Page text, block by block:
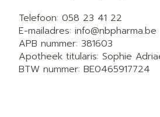
Telefoon: 058 23 41 22
E-mailadres: info@nbpharma.be
APB nummer: 381603
Apotheek titularis: Sophie
BTW nummer: BE0465917724